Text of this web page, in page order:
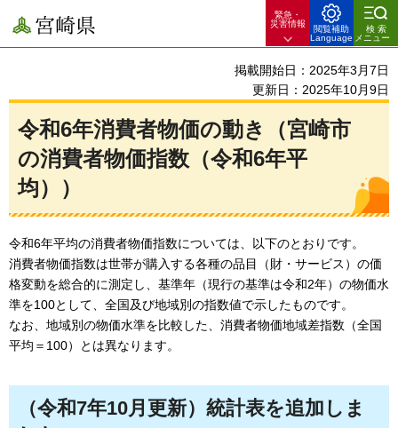
宮崎県
緊急・
災害情報
閲覧補助
Language
検索
メニュー
掲載開始日：2025年3月7日
更新日：2025年10月9日
令和6年消費者物価の動き（宮崎市
の消費者物価指数（令和6年平
均））
令和6年平均の消費者物価指数については、以下のとおりです。
消費者物価指数は世帯が購入する各種の品目（財・サービス）の価
格変動を総合的に測定し、基準年（現行の基準は令和2年）の物価水
準を100として、全国及び地域別の指数値で示したものです。
なお、地域別の物価水準を比較した、消費者物価地域差指数（全国
平均＝100）とは異なります。
（令和7年10月更新）統計表を追加しま